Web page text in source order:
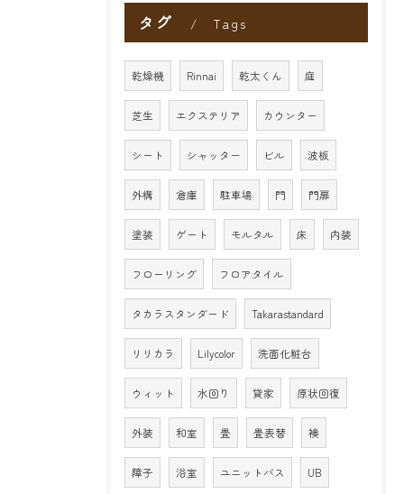
タグ Tags
乾燥機 Rinnai 乾太くん 庭
芝生 エクステリア カウンター
シート シャッター ビル 波板
外構 倉庫 駐車場 門 門扉
塗装 ゲート モルタル 床 内装
フローリング フロアタイル
タカラスタンダード Takarastandard
リリカラ Lilycolor 洗面化粧台
ウィット 水回り 貸家 原状回復
外装 和室 畳 畳表替 襖
障子 浴室 ユニットバス UB